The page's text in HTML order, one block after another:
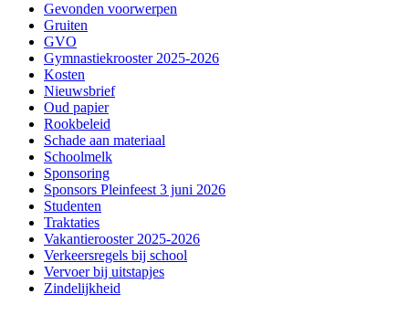
Gevonden voorwerpen
Gruiten
GVO
Gymnastiekrooster 2025-2026
Kosten
Nieuwsbrief
Oud papier
Rookbeleid
Schade aan materiaal
Schoolmelk
Sponsoring
Sponsors Pleinfeest 3 juni 2026
Studenten
Traktaties
Vakantierooster 2025-2026
Verkeersregels bij school
Vervoer bij uitstapjes
Zindelijkheid